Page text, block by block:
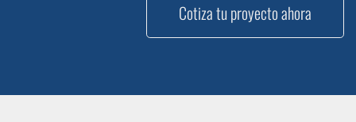
Cotiza tu proyecto ahora